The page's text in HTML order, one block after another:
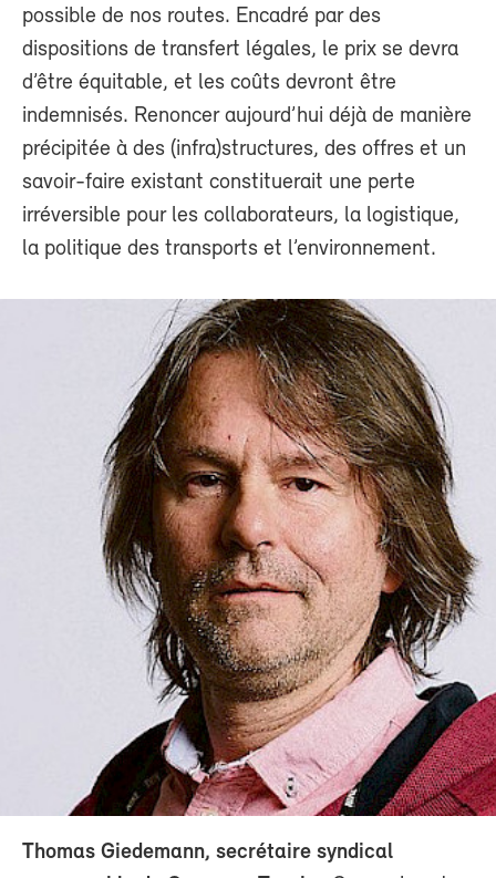
possible de nos routes. Encadré par des
dispositions de transfert légales, le prix se devra
d’être équitable, et les coûts devront être
indemnisés. Renoncer aujourd’hui déjà de manière
précipitée à des (infra)structures, des offres et un
savoir-faire existant constituerait une perte
irréversible pour les collaborateurs, la logistique,
la politique des transports et l’environnement.
Thomas Giedemann, secrétaire syndical